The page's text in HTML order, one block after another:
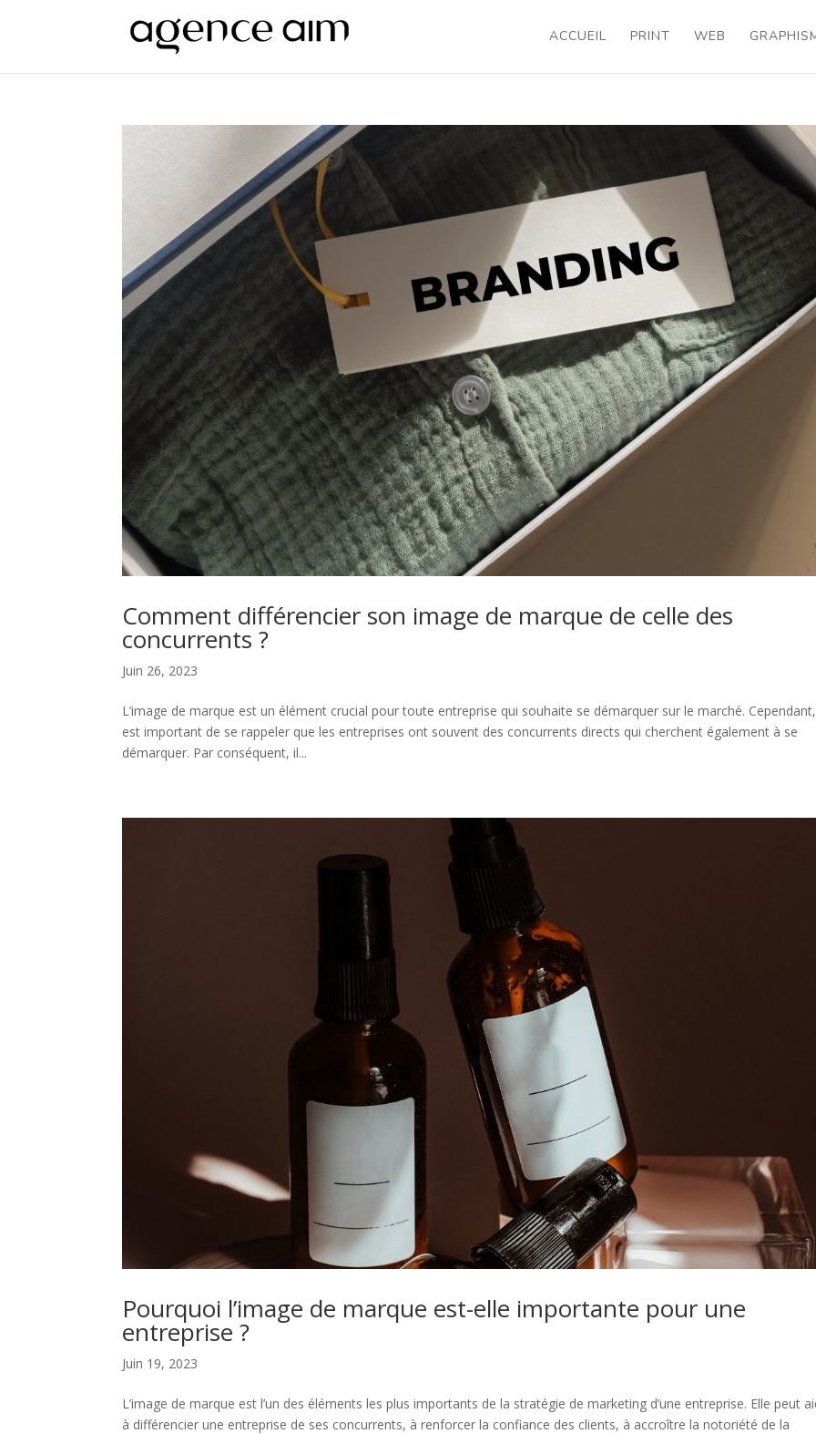
ACCUEIL PRINT WEB
Comment différencier son image de marque de celle des
concurrents ?
Juin 26, 2023
L’image de marque est un élément crucial pour toute entreprise qui souhaite se démarquer sur le marché.
est important de se rappeler que les entreprises ont souvent des concurrents directs qui cherchent également à se
démarquer. Par conséquent, il...
Pourquoi l’image de marque est-elle importante pour une
entreprise ?
Juin 19, 2023
L’image de marque est l’un des éléments les plus importants de la stratégie de marketing d’une entreprise. Elle peut
à différencier une entreprise de ses concurrents, à renforcer la confiance des clients, à accroître la notoriété de la